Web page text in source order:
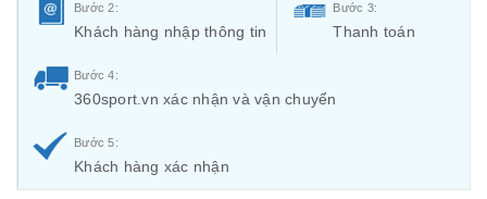
Bước 2:
Khách hàng nhập thông tin
Bước 3:
Thanh toán
Bước 4:
360sport.vn xác nhận và vận chuyển
Bước 5:
Khách hàng xác nhận